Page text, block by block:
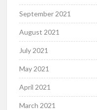
September 2021
August 2021
July 2021
May 2021
April 2021
March 2021